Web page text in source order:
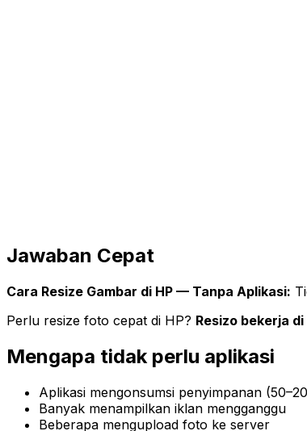
Jawaban Cepat
Cara Resize Gambar di HP — Tanpa Aplikasi:
Perlu resize foto cepat di HP? Resizo bekerja
Mengapa tidak perlu aplikasi
Aplikasi mengonsumsi penyimpanan
Banyak menampilkan iklan mengganggu
Beberapa mengupload foto ke server